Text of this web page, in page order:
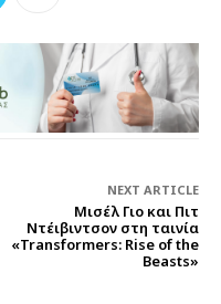
NEXT ARTICLE
Μισέλ Γιο και Πιτ
Ντέιβιντσον στη ταινία
«Transformers: Rise of the
Beasts»